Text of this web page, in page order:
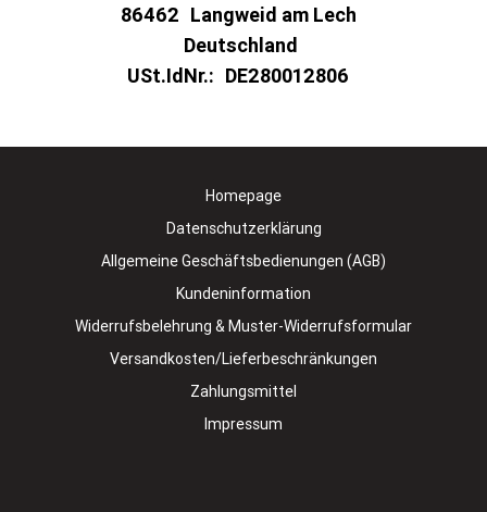
86462 Langweid am Lech
Deutschland
USt.IdNr.: DE280012806
Homepage
Datenschutzerklärung
Allgemeine Geschäftsbedienungen (AGB)
Kundeninformation
Widerrufsbelehrung & Muster-Widerrufsformular
Versandkosten/Lieferbeschränkungen
Zahlungsmittel
Impressum